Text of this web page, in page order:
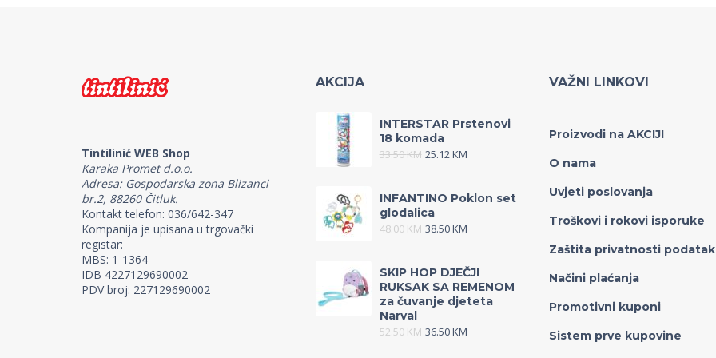
Tintilinić WEB Shop
Karaka Promet d.o.o.
Adresa: Gospodarska zona Blizanci
br.2, 88260 Čitluk.
Kontakt telefon: 036/642-347
Kompanija je upisana u trgovački
registar:
MBS: 1-1364
IDB 4227129690002
PDV broj: 227129690002
AKCIJA
INTERSTAR Prstenovi
18 komada
33.50KM 25.12KM
INFANTINO Poklon set
glodalica
48.00KM 38.50KM
SKIP HOP DJEČJI
RUKSAK SA REMENOM
za čuvanje djeteta
Narval
52.50KM 36.50KM
VAŽNI LINKOVI
Proizvodi na AKCIJI
O nama
Uvjeti poslovanja
Troškovi i rokovi isporuke
Zaštita privatnosti
Načini plaćanja
Promotivni kuponi
Sistem prve kupovine